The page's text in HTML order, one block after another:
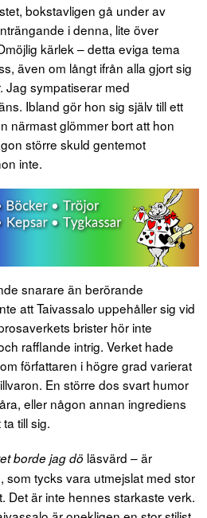
bokstavligen gå under av
i denna, lite över
kärlek – detta eviga tema
även om långt ifrån alla gjort sig
Jag sympatiserar med
Ibland gör hon sig själv till ett
närmast glömmer bort att hon
större skuld gentemot
inte.
snarare än berörande
att Taivassalo uppehåller sig vid
brister hör inte
rafflande intrig. Verket hade
författaren i högre grad varierat
En större dos svart humor
eller någon annan ingrediens
till sig.
borde jag dö läsvärd – är
som tycks vara utmejslat med stor
Det är inte hennes starkaste verk.